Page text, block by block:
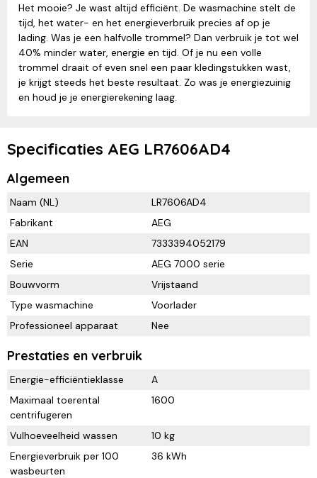
Het mooie? Je wast altijd efficiënt. De wasmachine stelt de
tijd, het water- en het energieverbruik precies af op je
lading. Was je een halfvolle trommel? Dan verbruik je tot wel
40% minder water, energie en tijd. Of je nu een volle
trommel draait of even snel een paar kledingstukken wast,
je krijgt steeds het beste resultaat. Zo was je energiezuinig
en houd je je energierekening laag.
Specificaties AEG LR7606AD4
Algemeen
Naam (NL)
LR7606AD4
Fabrikant
AEG
EAN
7333394052179
Serie
AEG 7000 serie
Bouwvorm
Vrijstaand
Type wasmachine
Voorlader
Professioneel apparaat
Nee
Prestaties en verbruik
Energie-efficiëntieklasse
A
Maximaal toerental
centrifugeren
1600
Vulhoeveelheid wassen
10 kg
Energieverbruik per 100
wasbeurten
36 kWh